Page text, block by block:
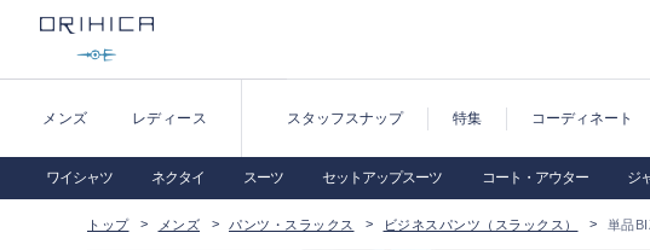
メンズ レディース スタッフスナップ 特集 コーディネート
ワイシャツ ネクタイ スーツ セットアップスーツ コート・アウター ジ
トップ メンズ パンツ・スラックス ビジネスパンツ（スラックス） 単品